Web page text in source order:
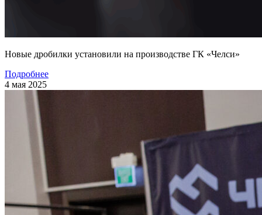
Новые дробилки установили на производстве ГК «Челси»
Подробнее
4 мая 2025